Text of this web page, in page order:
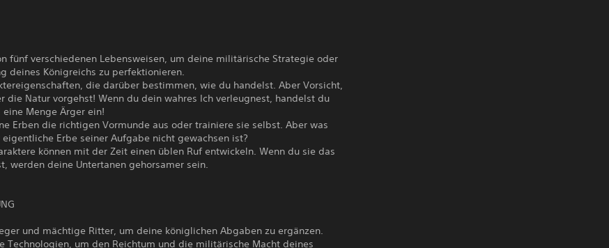
fünf verschiedenen Lebensweisen, um deine militärische Strategie oder
deines Königreichs zu perfektionieren.
die darüber bestimmen, wie du handelst. Aber Vorsicht,
die Natur vorgehst! Wenn du dein wahres Ich verleugnest, handelst du
Menge Ärger ein!
Erben die richtigen Vormunde aus oder trainiere sie selbst. Aber was
Erbe seiner Aufgabe nicht gewachsen ist?
können mit der Zeit einen üblen Ruf entwickeln. Wenn du sie das
werden deine Untertanen gehorsamer sein.
und mächtige Ritter, um deine königlichen Abgaben zu ergänzen.
Technologien, um den Reichtum und die militärische Macht deines